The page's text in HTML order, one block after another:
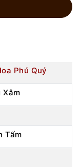
Phú Quý
Xâm
Tấm